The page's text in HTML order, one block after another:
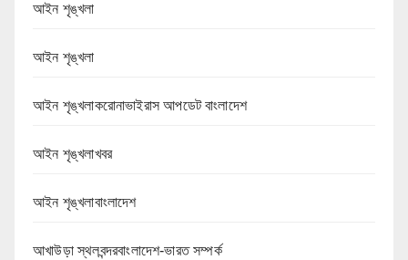
আইন শৃঙ্খলা
আইন শৃঙ্খলা
আইন শৃঙ্খলাকরোনাভাইরাস আপডেট বাংলাদেশ
আইন শৃঙ্খলাখবর
আইন শৃঙ্খলাবাংলাদেশ
আখাউড়া স্থলবন্দরবাংলাদেশ-ভারত সম্পর্ক